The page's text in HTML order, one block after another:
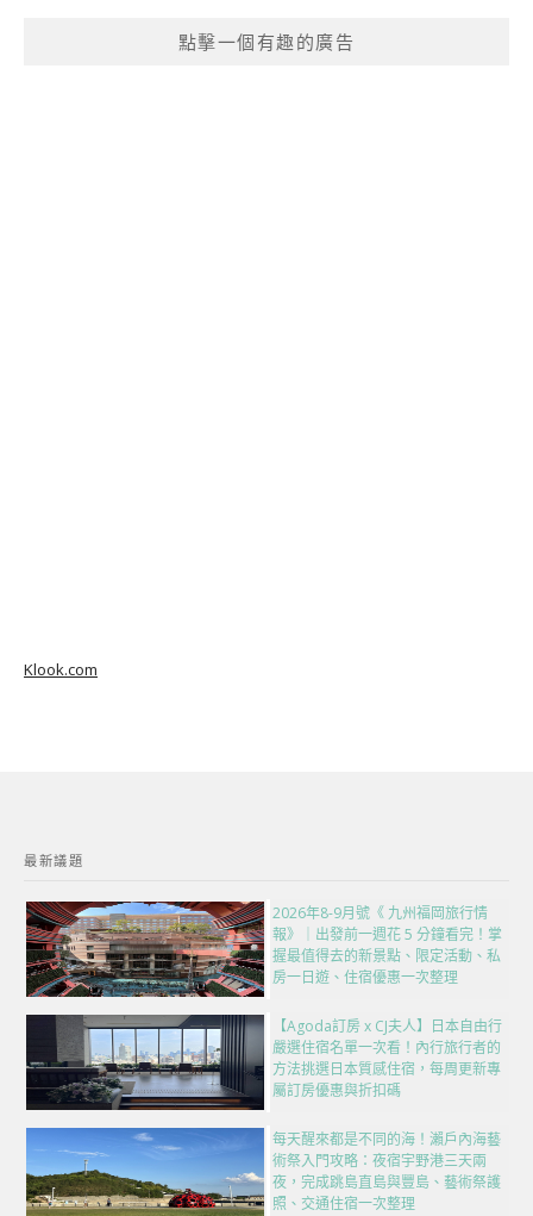
點擊一個有趣的廣告
Klook.com
最新議題
2026年8-9月號《 九州福岡旅行情
報》｜出發前一週花 5 分鐘看完！掌
握最值得去的新景點、限定活動、私
房一日遊、住宿優惠一次整理
【Agoda訂房 x CJ夫人】日本自由行
嚴選住宿名單一次看！內行旅行者的
方法挑選日本質感住宿，每周更新專
屬訂房優惠與折扣碼
每天醒來都是不同的海！瀨戶內海藝
術祭入門攻略：夜宿宇野港三天兩
夜，完成跳島直島與豐島、藝術祭護
照、交通住宿一次整理